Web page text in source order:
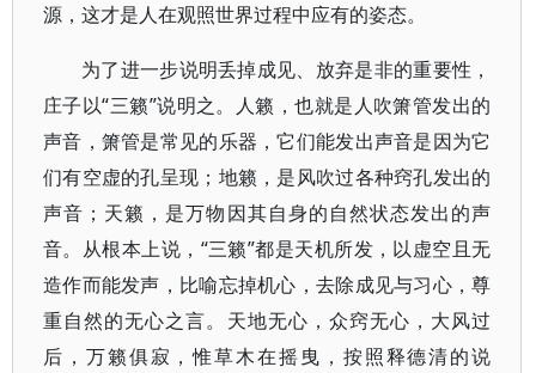
源，这才是人在观照世界过程中应有的姿态。
为了进一步说明丢掉成见、放弃是非的重要性，
庄子以“三籁”说明之。人籁，也就是人吹箫管发出的
声音，箫管是常见的乐器，它们能发出声音是因为它
们有空虚的孔呈现；地籁，是风吹过各种窍孔发出的
声音；天籁，是万物因其自身的自然状态发出的声
音。从根本上说，“三籁”都是天机所发，以虚空且无
造作而能发声，比喻忘掉机心，去除成见与习心，尊
重自然的无心之言。天地无心，众窍无心，大风过
后，万籁俱寂，惟草木在摇曳，按照释德清的说